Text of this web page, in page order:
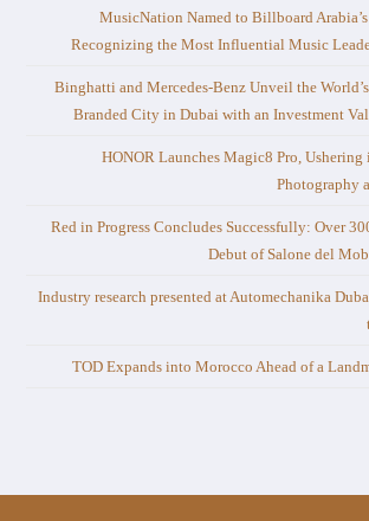
MusicNation Named to Billboard
Recognizing the Most Influential Music
Binghatti and Mercedes-Benz Unveil the
Branded City in Dubai with an Investment
HONOR Launches Magic8 Pro,
Photography
Red in Progress Concludes Successfully: Over
Debut of Salone del
Industry research presented at Automechanika
TOD Expands into Morocco Ahead of a